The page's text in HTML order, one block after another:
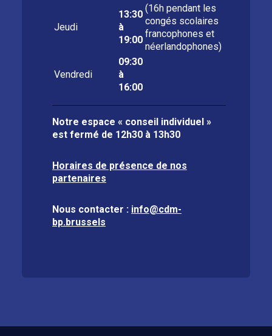
Jeudi
13:30
à
19:00
(16h pendant les
congés scolaires
francophones et
néerlandophones)
Vendredi
09:30
à
16:00
Notre espace « conseil individuel »
est fermé de 12h30 à 13h30
Horaires de présence de nos
partenaires
Nous contacter : info@cdm-
bp.brussels